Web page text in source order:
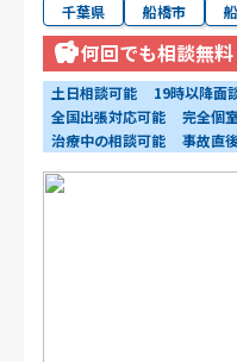
千葉県 船橋市
何回でも相談無料
土日相談可能 19時以降面
全国出張対応可能
完全個
治療中の相談可能
事故直